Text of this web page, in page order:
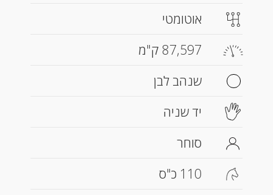
אוטומטי
87,597 ק"מ
שנהב לבן
יד שניה
סוחר
110 כ"ס